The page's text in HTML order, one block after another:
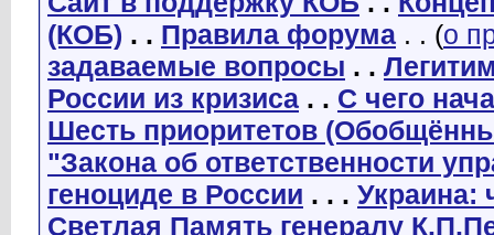
(КОБ) . . Правила форума . . (о
задаваемые вопросы . .
России из кризиса . . С чего
Шесть приоритетов
"Закона об ответственности
геноциде в России . . . Украина:
Светлая Память генералу